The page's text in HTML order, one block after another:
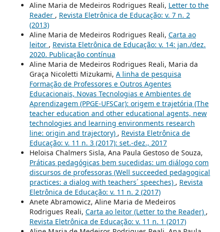
Aline Maria de Medeiros Rodrigues Reali, Letter to the
Reader , Revista Eletrônica de Educação: v. 7 n. 2
(2013)
Aline Maria de Medeiros Rodrigues Reali, Carta ao
leitor , Revista Eletrônica de Educação: v. 14: jan./dez.
2020. Publicação contínua
Aline Maria de Medeiros Rodrigues Reali, Maria da
Graça Nicoletti Mizukami, A linha de pesquisa
Formação de Professores e Outros Agentes
Educacionais, Novas Tecnologias e Ambientes de
Aprendizagem (PPGE-UFSCar): origem e trajetória (The
teacher education and other educational agents, new
technologies and learning environments research
line: origin and trajectory) , Revista Eletrônica de
Educação: v. 11 n. 3 (2017): set.-dez., 2017
Heloisa Chalmers Sisla, Ana Paula Gestoso de Souza,
Práticas pedagógicas bem sucedidas: um diálogo com
discursos de professoras (Well succeeded pedagogical
practices: a dialog with teachers´ speeches) , Revista
Eletrônica de Educação: v. 11 n. 2 (2017)
Anete Abramowicz, Aline Maria de Medeiros
Rodrigues Reali, Carta ao leitor (Letter to the Reader) ,
Revista Eletrônica de Educação: v. 11 n. 1 (2017)